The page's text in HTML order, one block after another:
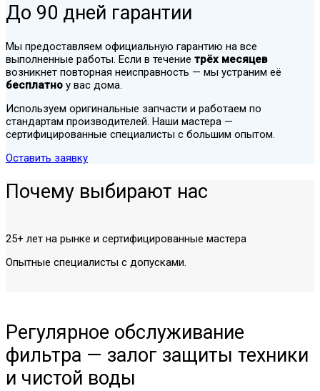
До 90 дней гарантии
Мы предоставляем официальную гарантию на все
выполненные работы. Если в течение трёх месяцев
возникнет повторная неисправность — мы устраним её
бесплатно у вас дома.
Используем оригинальные запчасти и работаем по
стандартам производителей. Наши мастера —
сертифицированные специалисты с большим опытом.
Оставить заявку
Почему выбирают нас
25+ лет на рынке и сертифицированные мастера
Опытные специалисты с допусками.
Регулярное обслуживание
фильтра — залог защиты техники
и чистой воды